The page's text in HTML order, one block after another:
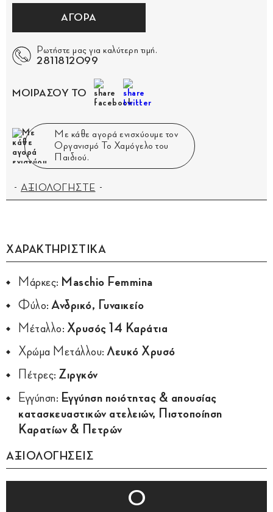
ΑΓΟΡΑ
Ρωτήστε μας για καλύτερη τιμή.
2811812099
ΜΟΙΡΑΣΟΥ ΤΟ
Με κάθε αγορά ενισχύουμε τον
Οργανισμό Το Χαμόγελο του
Παιδιού.
ΑΞΙΟΛΟΓΗΣΤΕ
ΧΑΡΑΚΤΗΡΙΣΤΙΚΑ
Μάρκες: Maschio Femmina
Φύλο: Ανδρικό, Γυναικείο
Μέταλλο: Χρυσός 14 Καράτια
Χρώμα Μετάλλου: Λευκό Χρυσό
Πέτρες: Ζιργκόν
Εγγύηση: Εγγύηση ποιότητας & απουσίας
κατασκευαστικών ατελειών, Πιστοποίηση
Καρατίων & Πετρών
ΑΞΙΟΛΟΓΗΣΕΙΣ
0